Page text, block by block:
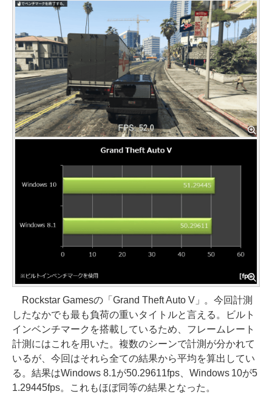
Rockstar Gamesの「Grand Theft Auto V」。今回計測
したなかでも最も負荷の重いタイトルと言える。ビルト
インベンチマークを搭載しているため、フレームレート
計測にはこれを用いた。複数のシーンで計測が分かれて
いるが、今回はそれら全ての結果から平均を算出してい
る。結果はWindows 8.1が50.29611fps、Windows 10が5
1.29445fps。これもほぼ同等の結果となった。